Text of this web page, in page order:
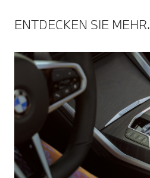
ENTDECKEN SIE MEHR.